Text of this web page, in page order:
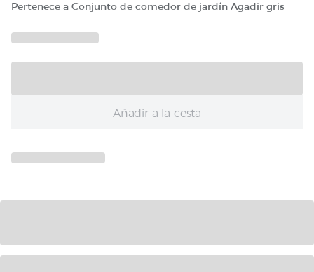
Pertenece a Conjunto de comedor de jardín Agadir gris
Añadir a la cesta